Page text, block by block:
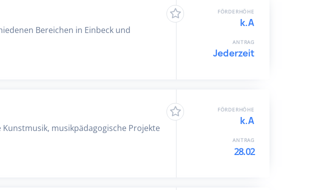
Bereichen in Einbeck und
FÖRDERHÖHE
k.A
ANTRAG
Jederzeit
musikpädagogische Projekte
FÖRDERHÖHE
k.A
ANTRAG
28.02